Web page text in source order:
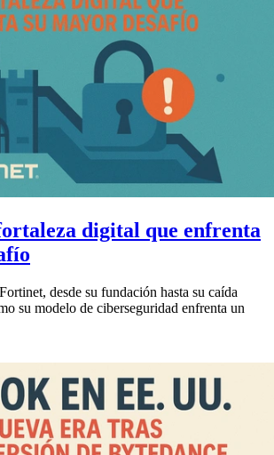
digital que enfrenta
desde su fundación hasta su caída
su modelo de ciberseguridad enfrenta un